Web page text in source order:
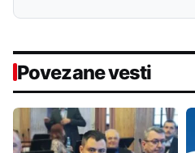
Povezane vesti